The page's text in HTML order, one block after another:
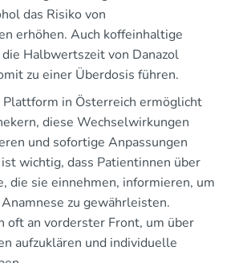
das Risiko von
erhöhen. Auch koffeinhaltige
Halbwertszeit von Danazol
zu einer Überdosis führen.
in Österreich ermöglicht
diese Wechselwirkungen
und sofortige Anpassungen
wichtig, dass Patientinnen über
die sie einnehmen, informieren, um
zu gewährleisten.
oft an vorderster Front, um über
aufzuklären und individuelle